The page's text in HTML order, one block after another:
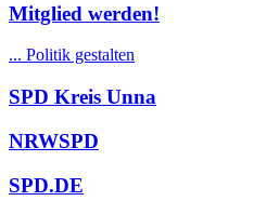
Mitglied werden!
... Politik gestalten
SPD Kreis Unna
NRWSPD
SPD.DE